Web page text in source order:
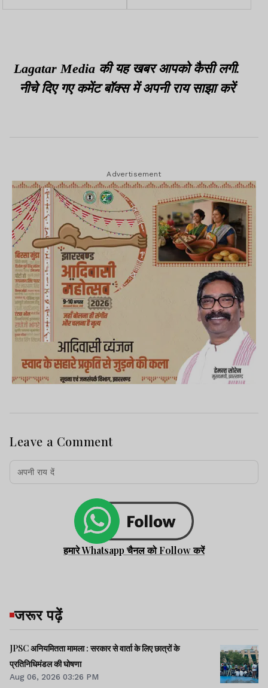
उपलब्धियां राष्ट्रीय स्तर पर चयन
Lagatar Media की यह खबर आपको कैसी लगी.
नीचे दिए गए कमेंट बॉक्स में अपनी राय साझा करें
Advertisement
Leave a Comment
हमारे Whatsapp चैनल को Follow करें
जरूर पढ़ें
JPSC अनियमितता मामला : सरकार से वार्ता के लिए छात्रों के
प्रतिनिधिमंडल की घोषणा
Aug 06, 2026 03:26 PM